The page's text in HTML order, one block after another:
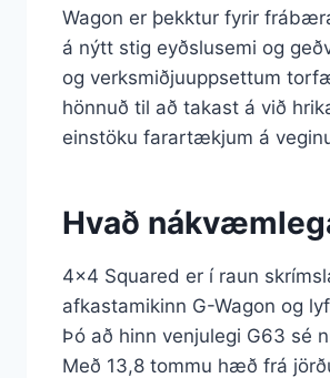
Wagon er þekktur fyrir
á nýtt stig eyðslusemi og
og verksmiðjuuppsettum
hönnuð til að takast á við
einstöku farartækjum á
Hvað
4×4 Squared er í raun
afkastamikinn G-Wagon og
Þó að hinn venjulegi G63 sé
Með 13,8 tommu hæð frá